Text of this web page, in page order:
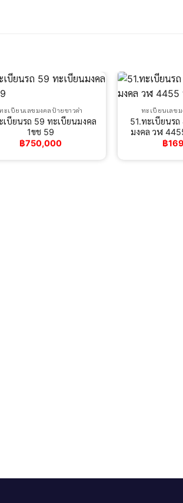
ะเบียนเลขมงคลป้ายขาวดำ
เบียนรถ 59 ทะเบียนมงคล
1ขช 59
฿750,000
ทะเบียนเลขม
51.ทะเบียนร
มงคล วฬ
฿